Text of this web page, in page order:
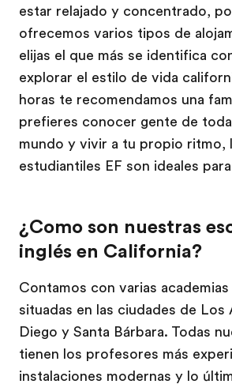
estar relajado y concentrado,
ofrecemos varios tipos de
elijas el que más se identifica
explorar el estilo de vida
horas te recomendamos una
prefieres conocer gente de
mundo y vivir a tu propio ritmo,
estudiantiles EF son ideales
¿Como son nuestras
inglés en California?
Contamos con varias
situadas en las ciudades de Los
Diego y Santa Bárbara. Todas
tienen los profesores más
instalaciones modernas y lo